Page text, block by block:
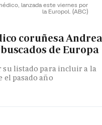
lanzada este viernes por
la Europol. (ABC)
coruñesa Andrea
de Europa
su listado para incluir a la
el pasado año